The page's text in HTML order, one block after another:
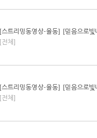
[스트리밍동영상-율동] [믿음으로
[전체]
[스트리밍동영상-율동] [믿음으로
[전체]